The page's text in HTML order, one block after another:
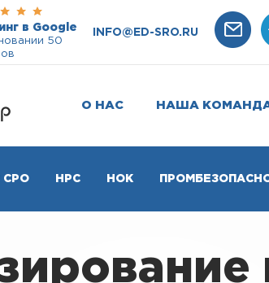
в Google
50
INFO@ED-SRO.RU
О НАС НАША
СРО НРС НОК